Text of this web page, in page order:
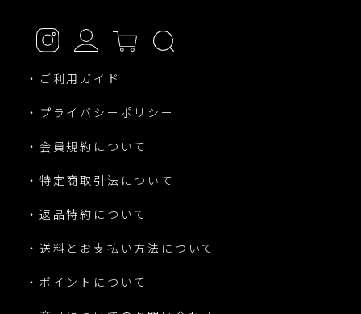
・ご利用ガイド
・プライバシーポリシー
・会員規約について
・特定商取引法について
・返品特約について
・送料とお支払い方法について
・ポイントについて